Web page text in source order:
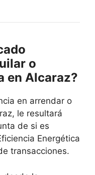
o
en Alcaraz?
en arrendar o
le resultará
de si es
Energética
transacciones.